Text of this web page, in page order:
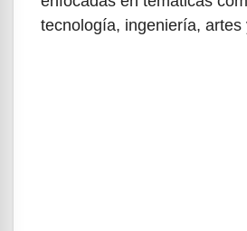
tecnología, ingeniería, artes